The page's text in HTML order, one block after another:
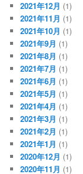
2021年12月 (1)
2021年11月 (1)
2021年10月 (1)
2021年9月 (1)
2021年8月 (1)
2021年7月 (1)
2021年6月 (1)
2021年5月 (1)
2021年4月 (1)
2021年3月 (1)
2021年2月 (1)
2021年1月 (1)
2020年12月 (1)
2020年11月 (1)